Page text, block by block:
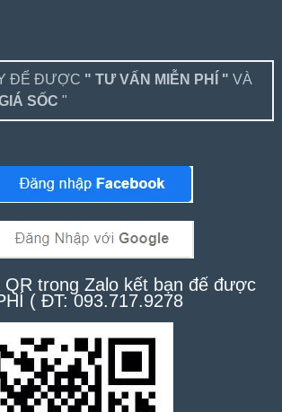
ĐỂ ĐƯỢC " TƯ VẤN MIỄN PHÍ " VÀ
SỐC "
QR trong Zalo kết bạn để được
( ĐT: 093.717.9278